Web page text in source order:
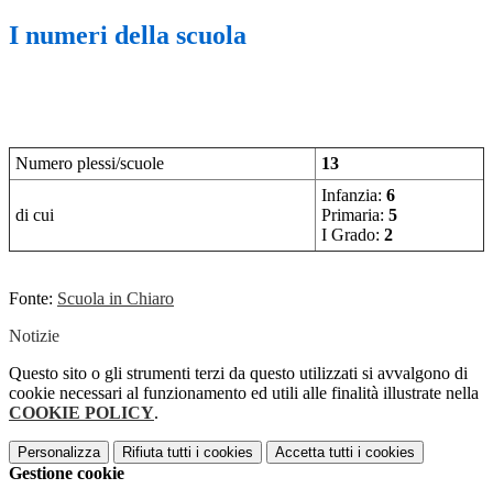
I numeri della scuola
Numero plessi/scuole 13
di cui
Infanzia: 6
Primaria: 5
I Grado: 2
Fonte: Scuola in Chiaro
Notizie
Questo sito o gli strumenti terzi da questo utilizzati si avvalgono di
cookie necessari al funzionamento ed utili alle finalità illustrate nella
COOKIE POLICY.
Personalizza Rifiuta tutti i cookies Accetta tutti i cookies
Gestione cookie